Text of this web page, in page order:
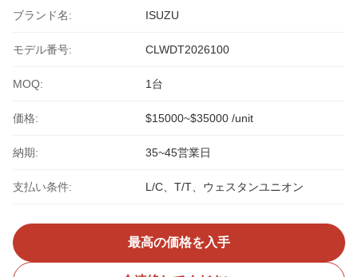
ブランド名: ISUZU
モデル番号: CLWDT2026100
MOQ: 1台
価格: $15000~$35000 /unit
納期: 35~45営業日
支払い条件: L/C、T/T、ウェスタンユニオン
最高の価格を入手